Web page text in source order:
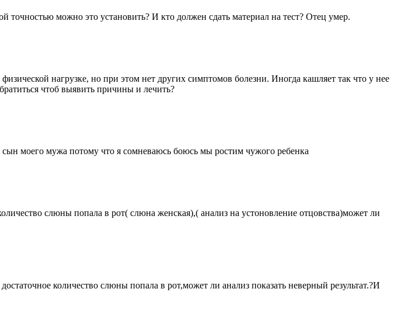
точностью можно это установить? И кто должен сдать материал на тест? Отец умер.
нагрузке, но при этом нет других симптомов болезни. Иногда кашляет так что у нее
чтоб выявить причины и лечить?
моего мужа потому что я сомневаюсь боюсь мы ростим чужого ребенка
слюны попала в рот( слюна женская),( анализ на устоновление отцовства)может ли
количество слюны попала в рот,может ли анализ показать неверный результат.?И